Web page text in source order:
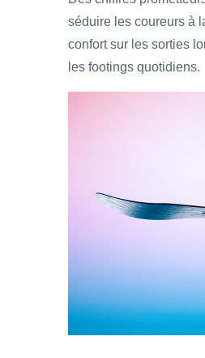
séduire les coureurs à
confort sur les sorties
les footings quotidiens.